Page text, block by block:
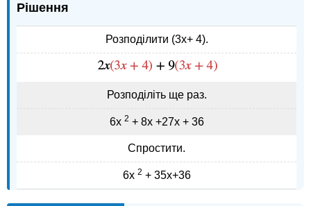
Рішення
Розподілити (3х+ 4).
Розподіліть ще раз.
6х 2 + 8х +27х + 36
Спростити.
6х 2 + 35х+36